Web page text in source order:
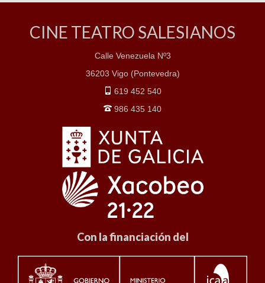
CINE TEATRO SALESIANOS
Calle Venezuela Nº3
36203 Vigo (Pontevedra)
619 452 540
986 435 140
Con la financiación del